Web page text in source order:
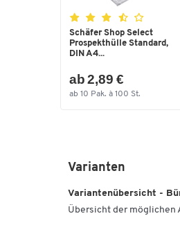
Schäfer Shop Select
Prospekthülle Standard,
DIN A4...
ab 2,89 €
ab 10 Pak. à 100 St.
Varianten
Variantenübersicht -
Übersicht der möglichen